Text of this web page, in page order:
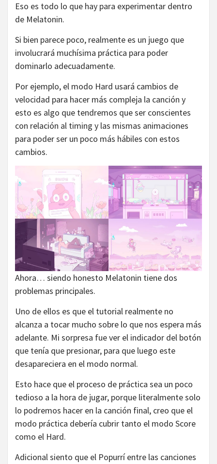
Eso es todo lo que hay para experimentar dentro
de Melatonin.
Si bien parece poco, realmente es un juego que
involucrará muchísima práctica para poder
dominarlo adecuadamente.
Por ejemplo, el modo Hard usará cambios de
velocidad para hacer más compleja la canción y
esto es algo que tendremos que ser conscientes
con relación al timing y las mismas animaciones
para poder ser un poco más hábiles con estos
cambios.
Ahora… siendo honesto Melatonin tiene dos
problemas principales.
Uno de ellos es que el tutorial realmente no
alcanza a tocar mucho sobre lo que nos espera más
adelante. Mi sorpresa fue ver el indicador del botón
que tenía que presionar, para que luego este
desapareciera en el modo normal.
Esto hace que el proceso de práctica sea un poco
tedioso a la hora de jugar, porque literalmente solo
lo podremos hacer en la canción final, creo que el
modo práctica debería cubrir tanto el modo Score
como el Hard.
Adicional siento que el Popurrí entre las canciones